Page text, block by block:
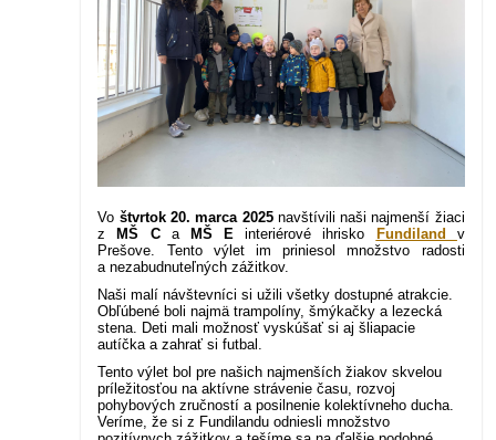
Vo štvrtok 20. marca 2025navštívili naši najmenší žiaci
z
MŠ Ca MŠ E interiérové ihrisko Fundiland v
Prešove.
Tento výlet im priniesol množstvo radosti
a nezabudnuteľných zážitkov.
Naši malí návštevníci si užili všetky dostupné atrakcie.
Obľúbené boli najmä trampolíny, šmýkačky a lezecká
stena. Deti mali možnosť vyskúšať si aj šliapacie
autíčka a zahrať si futbal.
Tento výlet bol pre našich najmenších žiakov skvelou
príležitosťou na aktívne strávenie času, rozvoj
pohybových zručností a posilnenie kolektívneho ducha.
Veríme, že si z Fundilandu odniesli množstvo